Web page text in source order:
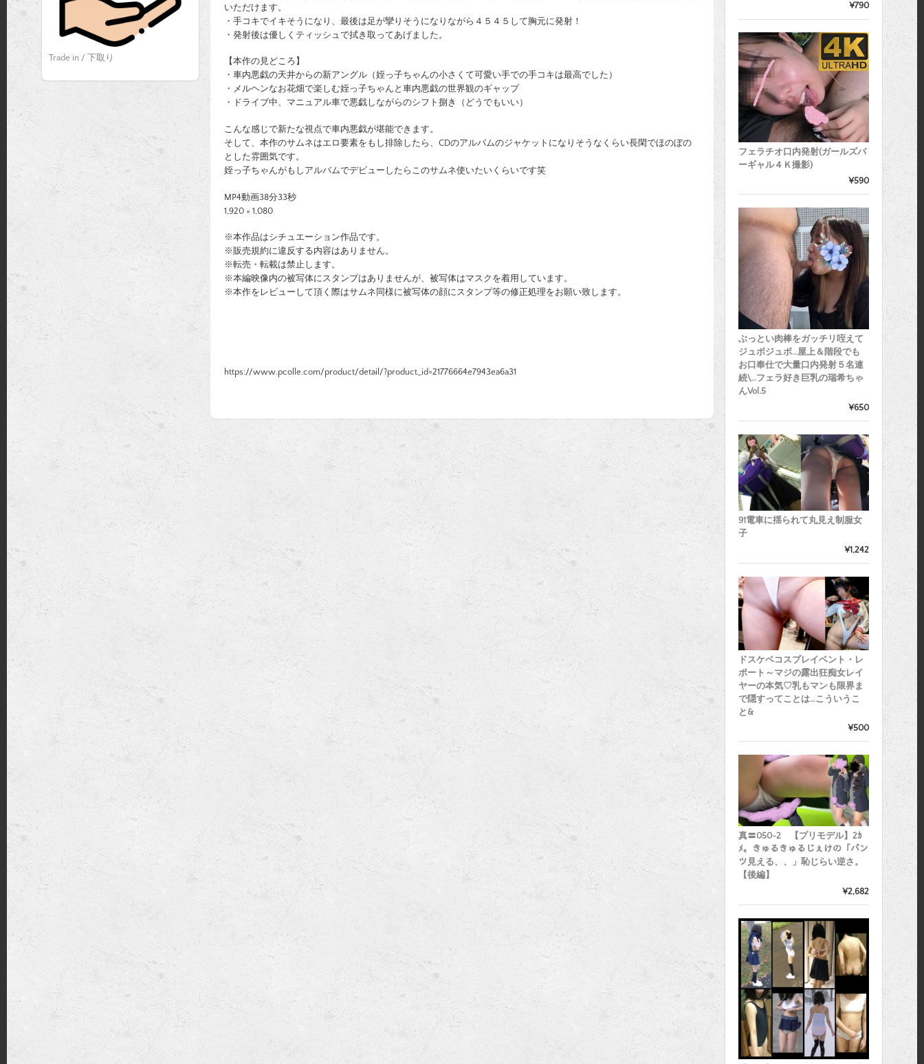
いただけます。
・手コキでイキそうになり、最後は足が攣りそうになりながら４５４５して胸元に発射！
・発射後は優しくティッシュで拭き取ってあげました。
【本作の見どころ】
・車内悪戯の天井からの新アングル（姪っ子ちゃんの小さくて可愛い手での手コキは最高でした）
・メルヘンなお花畑で楽しむ姪っ子ちゃんと車内悪戯の世界観のギャップ
・ドライブ中、マニュアル車で悪戯しながらのシフト捌き（どうでもいい）
こんな感じで新たな視点で車内悪戯が堪能できます。
そして、本作のサムネはエロ要素をもし排除したら、CDのアルバムのジャケットになりそうなくらい長閑でほのぼの
とした雰囲気です。
姪っ子ちゃんがもしアルバムでデビューしたらこのサムネ使いたいくらいです笑
MP4動画38分33秒
1,920 × 1,080
※本作品はシチュエーション作品です。
※販売規約に違反する内容はありません。
※転売・転載は禁止します。
※本編映像内の被写体にスタンプはありませんが、被写体はマスクを着用しています。
※本作をレビューして頂く際はサムネ同様に被写体の顔にスタンプ等の修正処理をお願い致します。
https://www.pcolle.com/product/detail/?product_id=21776664e7943ea6a31
¥790
フェラチオ口内発射(ガールズバ
ーギャル４Ｋ撮影)
¥590
ぶっとい肉棒をガッチリ咥えて
ジュボジュボ…屋上＆階段でも
お口奉仕で大量口内発射５名連
続\…フェラ好き巨乳の瑞希ちゃ
んVol.5
¥650
91電車に揺られて丸見え制服女
子
¥1,242
ドスケベコスプレイベント・レ
ポート～マジの露出狂痴女レイ
ヤーの本気♡乳もマンも限界ま
で隠すってことは…こういうこ
と&
¥500
真〓050-2 【プリモデル】2ｶ
ﾒ。きゅるきゅるじぇけの「パン
ツ見える、、」恥じらい逆さ。
【後編】
¥2,682
Trade in / 下取り